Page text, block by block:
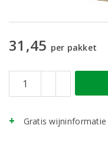
31,45 per pakket
Gratis